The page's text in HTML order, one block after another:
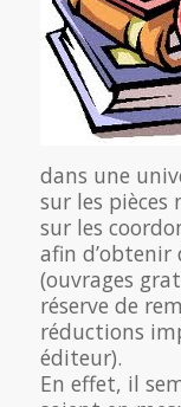
dans une
sur les pièces
sur les
afin d’obtenir
(ouvrages
réserve de
réductions
éditeur).
En effet, il